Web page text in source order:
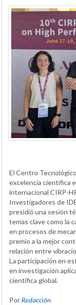
El Centro
excelencia científica
internacional CIRP-
Investigadores de
presidió una sesión
temas clave como la
en procesos de
premio a la mejor
relación entre
La participación en
en investigación
científica global.
PorRedacción